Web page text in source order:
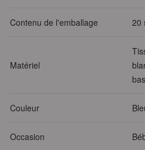
Contenu de l'emballage 20
Matériel
Couleur
Occasion